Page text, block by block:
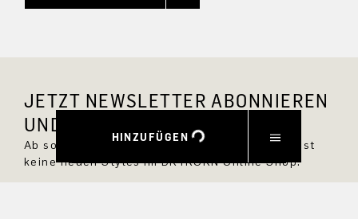
HINZUFÜGEN
JETZT NEWSLETTER ABONNIEREN
UND 10 % RABATT SICHERN.
Ab sofort bist Du immer up to date und verpasst
keine neuen Styles im DRYKORN Online Shop.